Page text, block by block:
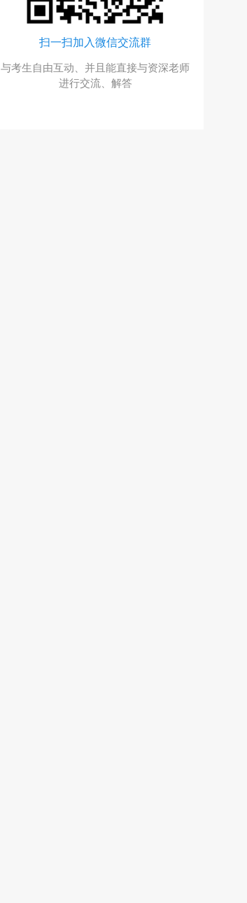
扫一扫加入微信交流群
与考生自由互动、并且能直接与资深老师
进行交流、解答